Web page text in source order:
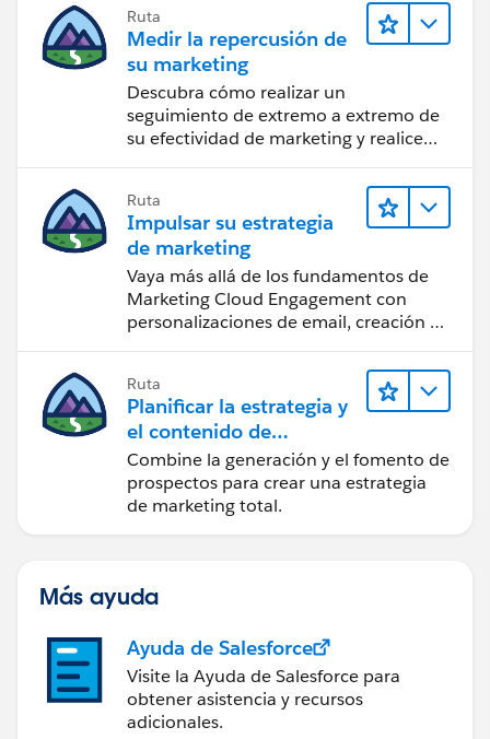
Ruta
Medir la repercusión de
su marketing
Descubra cómo realizar un
seguimiento de extremo a extremo de
su efectividad de marketing y realice
Ruta
Impulsar su estrategia
de marketing
Vaya más allá de los fundamentos de
Marketing Cloud Engagement con
personalizaciones de email, creación de
Ruta
Planificar la estrategia y
el contenido de
marketing con
Marketing Cloud
Account Engagement
Combine la generación y el fomento de
prospectos para crear una estrategia
de marketing total.
Más ayuda
Ayuda de Salesforce
Visite la Ayuda de Salesforce para
obtener asistencia y recursos
adicionales.